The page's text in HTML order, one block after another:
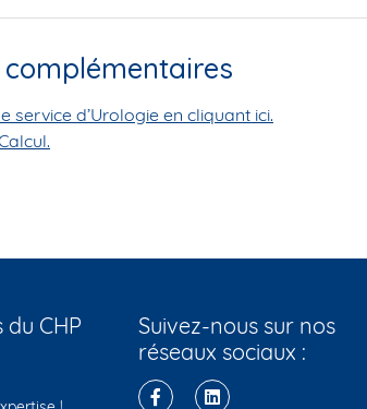
service d’Urologie en cliquant ici.
CHP
Suivez-nous sur nos
réseaux sociaux :